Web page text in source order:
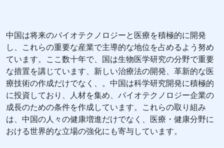
中国は将来のバイオテクノロジーと医療を積極的に開発
し、これらの重要な産業で主導的な地位を占めるよう努め
ています。ここ数十年で、国は生物医学研究の分野で重要
な措置を講じています、新しい治療法の開発、革新的な医
療技術の作成だけでなく、。中国は科学研究開発に積極的
に投資しており、人材を集め、バイオテクノロジー企業の
成長のための条件を作成しています。これらの取り組み
は、中国の人々の健康増進だけでなく、医療・健康分野に
おける世界的な立場の強化にも寄与しています。